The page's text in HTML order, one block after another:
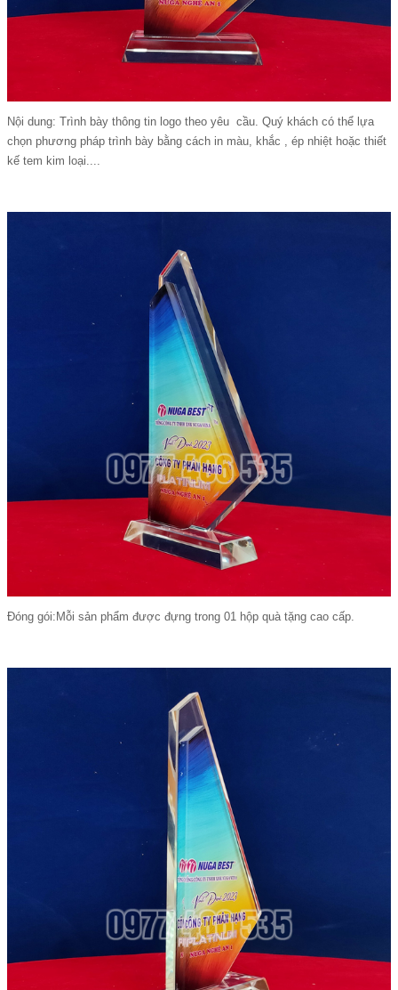
Nội dung: Trình bày thông tin logo theo yêu cầu. Quý khách có thể lựa
chọn phương pháp trình bày bằng cách in màu, khắc , ép nhiệt hoặc thiết
kế tem kim loại....
Đóng gói:Mỗi sản phẩm được đựng trong 01 hộp quà tặng cao cấp.